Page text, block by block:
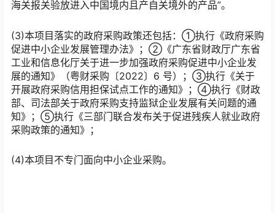
海关报关验放进入中国境内且产自关境外的产品”。
(3)本项目落实的政府采购政策还包括：①执行《政府采购
促进中小企业发展管理办法》；②《广东省财政厅广东省
工业和信息化厅关于进一步加强政府采购促进中小企业发
展的通知》（粤财采购〔2022〕6 号）；③执行《关于
开展政府采购信用担保试点工作的通知》；④执行《财政
部、司法部关于政府采购支持监狱企业发展有关问题的通
知》；⑤执行《三部门联合发布关于促进残疾人就业政府
采购政策的通知》；
(4)本项目不专门面向中小企业采购。